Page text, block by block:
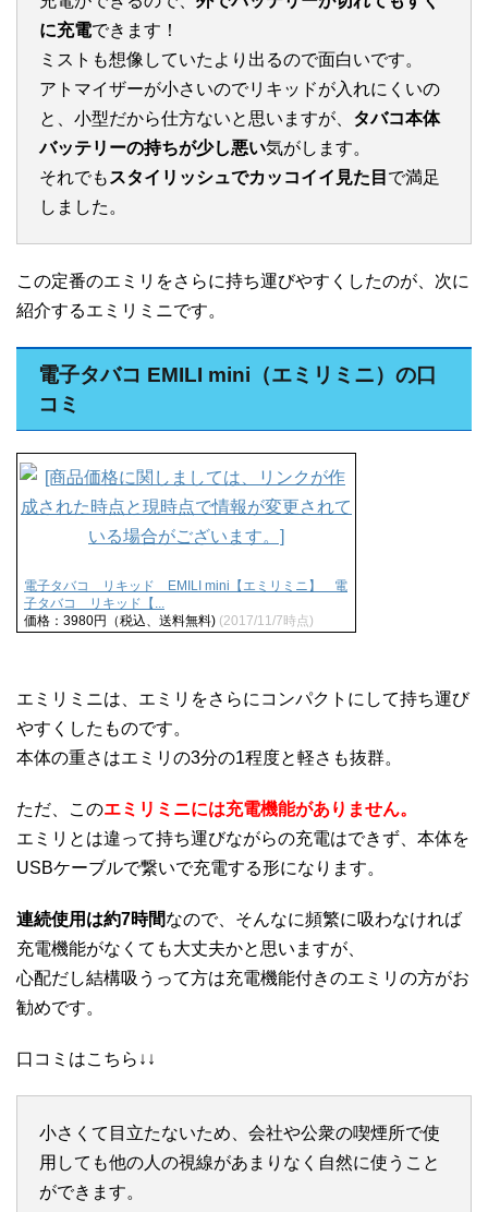
に充電できます！
ミストも想像していたより出るので面白いです。
アトマイザーが小さいのでリキッドが入れにくいの
と、小型だから仕方ないと思いますが、 タバコ本体
バッテリーの持ちが少し悪い気がします。
それでも スタイリッシュでカッコイイ見た目 で満足
しました。
この定番のエミリをさらに持ち運びやすくしたのが、次に
紹介するエミリミニです。
電子タバコ EMILI mini（エミリミニ）の口
コミ
電子タバコ リキッド EMILI mini【エミリミニ】 電
子タバコ リキッド【...
価格：3980円（税込、送料無料) (2017/11/7時点)
エミリミニは、エミリをさらにコンパクトにして持ち運び
やすくしたものです。
本体の重さはエミリの3分の1程度と軽さも抜群。
ただ、このエミリミニには充電機能がありません。
エミリとは違って持ち運びながらの充電はできず、本体を
USBケーブルで繋いで充電する形になります。
連続使用は約7時間なので、そんなに頻繁に吸わなければ
充電機能がなくても大丈夫かと思いますが、
心配だし結構吸うって方は充電機能付きのエミリの方がお
勧めです。
口コミはこちら↓↓
小さくて目立たないため、会社や公衆の喫煙所で使
用しても他の人の視線があまりなく自然に使うこと
ができます。